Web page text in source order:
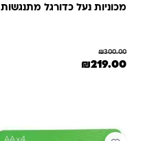
מכוניות נעל כדורגל מתנגשות
₪300.00
המחיר המקורי היה: ₪300.00.
₪219.00